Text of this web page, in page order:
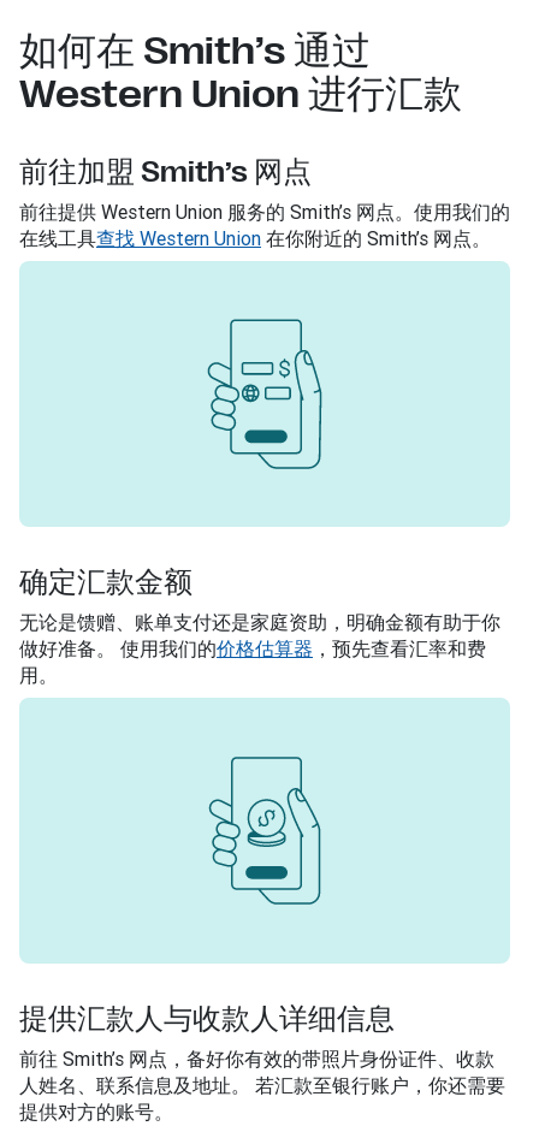
如何在 Smith’s 通过
Western Union 进行汇款
前往加盟 Smith’s 网点
前往提供 Western Union 服务的 Smith’s 网点。使用我们的
在线工具查找 Western Union 在你附近的 Smith’s 网点。
确定汇款金额
无论是馈赠、账单支付还是家庭资助，明确金额有助于你
做好准备。 使用我们的价格估算器 ，预先查看汇率和费
用。
提供汇款人与收款人详细信息
前往 Smith’s 网点，备好你有效的带照片身份证件、收款
人姓名、联系信息及地址。 若汇款至银行账户，你还需要
提供对方的账号。